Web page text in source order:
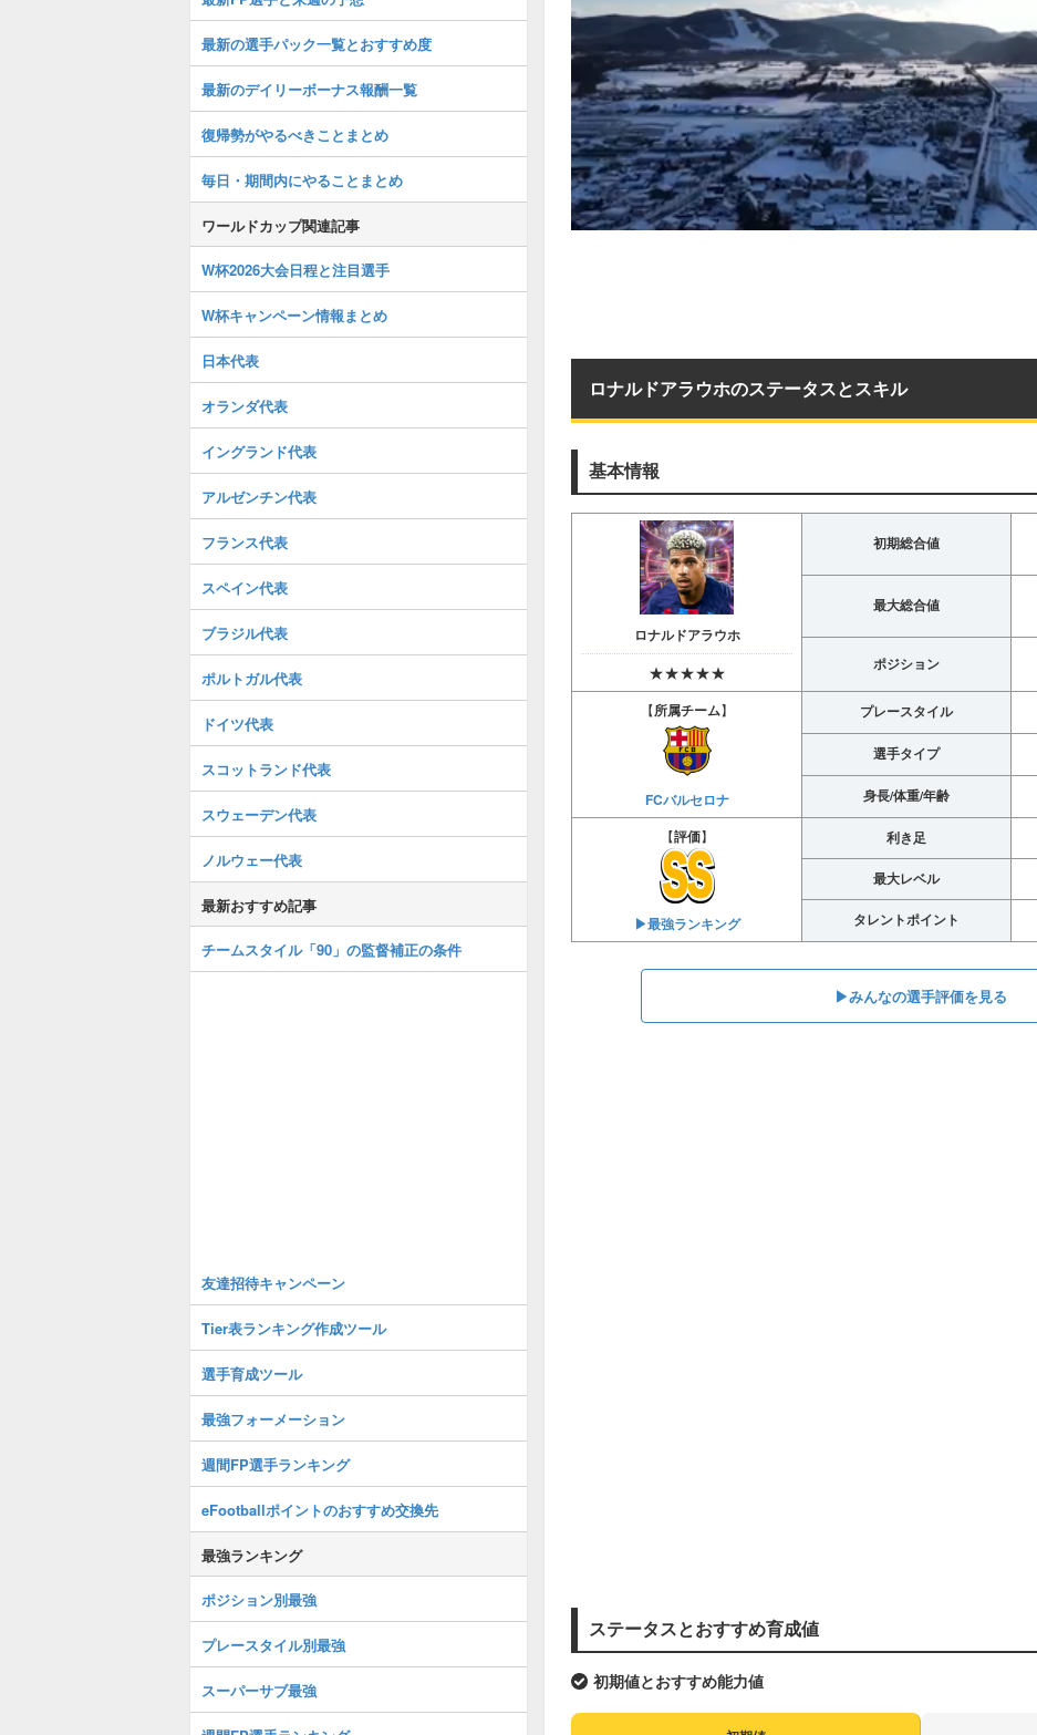
ロナルドアラウホのステータスとスキル
基本情報
ロナルドアラウホ
★★★★★
初期総合値
最大総合値
ポジション
【所属チーム】
FCバルセロナ
プレースタイル
選手タイプ
身長/体重/年齢
【評価】
▶︎最強ランキング
利き足
最大レベル
タレントポイント
▶︎みんなの選手評価を見る
ステータスとおすすめ育成値
初期値とおすすめ能力値
最新の選手パック一覧とおすすめ度
最新のデイリーボーナス報酬一覧
復帰勢がやるべきことまとめ
毎日・期間内にやることまとめ
ワールドカップ関連記事
W杯2026大会日程と注目選手
W杯キャンペーン情報まとめ
日本代表
オランダ代表
イングランド代表
アルゼンチン代表
フランス代表
スペイン代表
ブラジル代表
ポルトガル代表
ドイツ代表
スコットランド代表
スウェーデン代表
ノルウェー代表
最新おすすめ記事
チームスタイル「90」の監督補正の条件
友達招待キャンペーン
Tier表ランキング作成ツール
選手育成ツール
最強フォーメーション
週間FP選手ランキング
eFootballポイントのおすすめ交換先
最強ランキング
ポジション別最強
プレースタイル別最強
スーパーサブ最強